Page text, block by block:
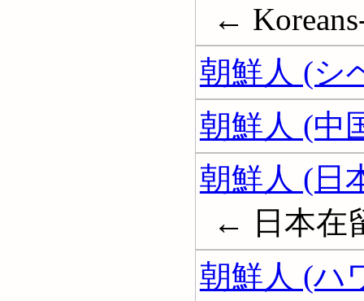
←
朝鮮人 (シ
朝鮮人 (中
朝鮮人 (日
← 日本在
朝鮮人 (ハ